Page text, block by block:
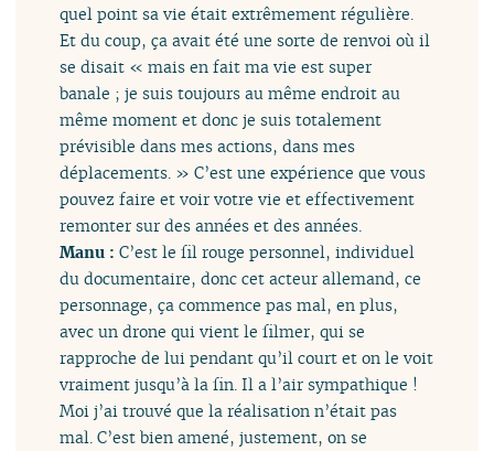
quel point sa vie était extrêmement régulière.
Et du coup, ça avait été une sorte de renvoi où il
se disait « mais en fait ma vie est super
banale ; je suis toujours au même endroit au
même moment et donc je suis totalement
prévisible dans mes actions, dans mes
déplacements. » C’est une expérience que vous
pouvez faire et voir votre vie et effectivement
remonter sur des années et des années.
Manu :C’est le fil rouge personnel, individuel
du documentaire, donc cet acteur allemand, ce
personnage, ça commence pas mal, en plus,
avec un drone qui vient le filmer, qui se
rapproche de lui pendant qu’il court et on le voit
vraiment jusqu’à la fin. Il a l’air sympathique !
Moi j’ai trouvé que la réalisation n’était pas
mal. C’est bien amené, justement, on se